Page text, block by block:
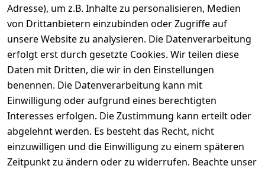
Adresse), um z.B. Inhalte zu personalisieren, Medien
von Drittanbietern einzubinden oder Zugriffe auf
unsere Website zu analysieren. Die Datenverarbeitung
erfolgt erst durch gesetzte Cookies. Wir teilen diese
Daten mit Dritten, die wir in den Einstellungen
benennen. Die Datenverarbeitung kann mit
Einwilligung oder aufgrund eines berechtigten
Interesses erfolgen. Die Zustimmung kann erteilt oder
abgelehnt werden. Es besteht das Recht, nicht
einzuwilligen und die Einwilligung zu einem späteren
Zeitpunkt zu ändern oder zu widerrufen. Beachte unser